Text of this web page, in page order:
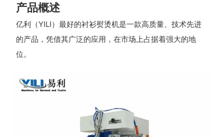
产品概述
亿利（YILI）最好的衬衫熨烫机是一款高质量、技术先进
的产品，凭借其广泛的应用，在市场上占据着强大的地
位。